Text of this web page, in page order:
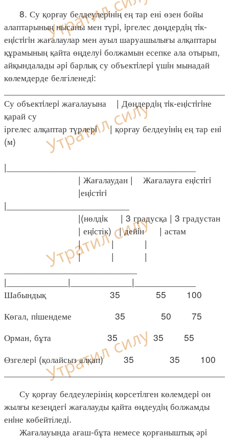
8. Су қорғау белдеулерiнiң ең тар ені өзен бойы
алаптарының нысаны мен түрi, iргелес дөңдердiң тiк-
еңiстiгiн жағалаулар мен ауыл шаруашылығы алқаптары
құрамының қайта өңделуi болжамын есепке ала отырып,
айқындалады әрi барлық су объектiлерi үшiн мынадай
көлемдерде белгіленедi:
Су объектiлерi жағалауына | Дөңдердiң тiк-еңiстiгiне
қарай су
іргелес алқаптар түрлерi | қорғау белдеуiнiң ең тар енi
(м)
|_____________________________________
| Жағалаудан | Жағалауға еңiстiгi
|еңiстiгi
|________________________
|(нөлдiк | 3 градусқа | 3 градустан
| еңiстік) | дейiн | астам
| | |
| | |
__________________________
|____________|____________|____________
Шабындық 35 55 100
Көгал, пiшендеме 35 50 75
Орман, бұта 35 35 55
Өзгелерi (қолайсыз алқап) 35 35 100
Су қорғау белдеулерінің көрсетiлген көлемдерi он
жылғы кезеңдегi жағалауды қайта өңдеудiң болжамды
енiне көбейтіледi.
Жағалауында ағаш-бұта немесе қорғаныштық әрi